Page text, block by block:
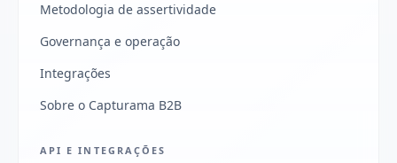
Metodologia de assertividade
Governança e operação
Integrações
Sobre o Capturama B2B
API E INTEGRAÇÕES